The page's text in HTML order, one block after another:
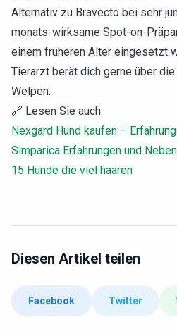
Alternativ zu Bravecto bei sehr
monats-wirksame Spot-on-
einem früheren Alter eingesetzt
Tierarzt berät dich gerne über
Welpen.
🔗 Lesen Sie auch
Nexgard Hund kaufen –
Simparica Erfahrungen und
15 Hunde die viel haaren
Diesen Artikel teilen
Facebook Twitter